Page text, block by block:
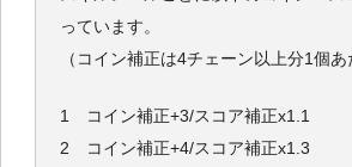
っています。
（コイン補正は4チェーン以上分1個あ
1 コイン補正+3/スコア補正x1.1
2 コイン補正+4/スコア補正x1.3